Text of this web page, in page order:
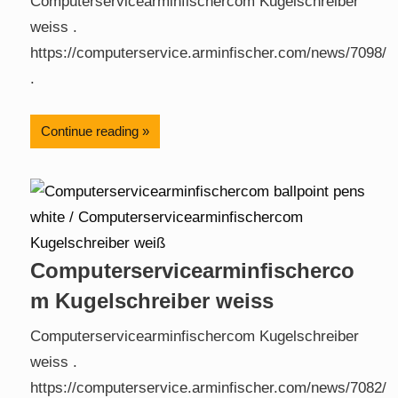
weiss .
https://computerservice.arminfischer.com/news/7098/
.
Continue reading
Computerservicearminfischerco
m Kugelschreiber weiss
Computerservicearminfischercom Kugelschreiber
weiss .
https://computerservice.arminfischer.com/news/7082/